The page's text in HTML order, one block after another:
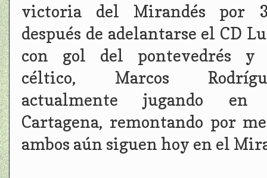
victoria del Mirandés por
después de adelantarse el CD
con gol del pontevedrés y
céltico, Marcos
actualmente jugando
Cartagena, remontando por
ambos aún siguen hoy en el